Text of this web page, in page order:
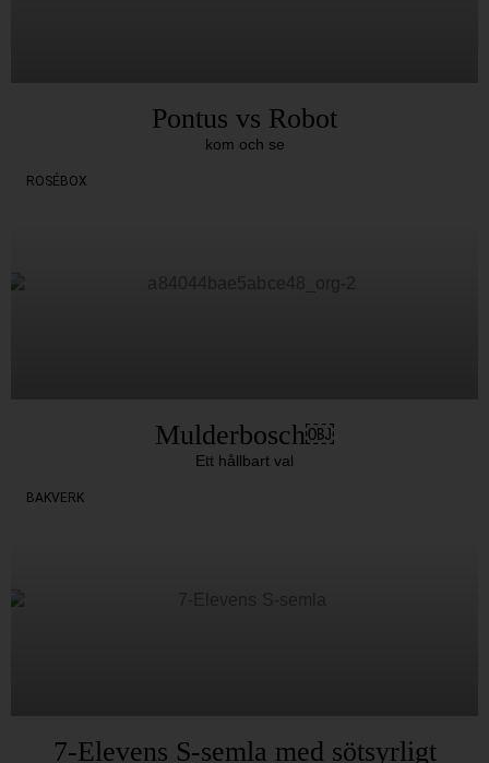
Pontus vs Robot
kom och se
ROSÉBOX
Mulderbosch￼
Ett hållbart val
BAKVERK
7-Elevens S-semla med sötsyrligt